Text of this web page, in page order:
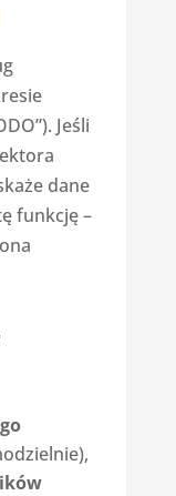
Jeśli
dane
funkcję –